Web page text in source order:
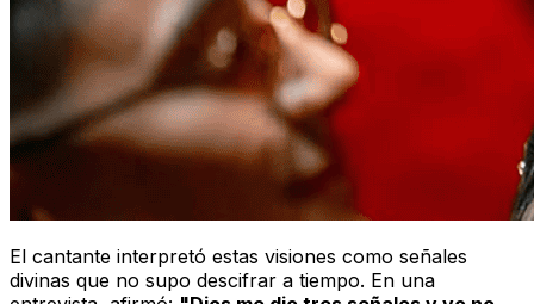
El cantante interpretó estas visiones como señales
divinas que no supo descifrar a tiempo. En una